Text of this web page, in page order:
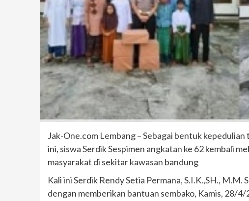
Jak-One.com Lembang – Sebagai bentuk
ini, siswa Serdik Sespimen angkatan ke 62 kembali
masyarakat di sekitar kawasan bandung
Kali ini Serdik Rendy Setia Permana, S.I.K.,SH.,
dengan memberikan bantuan sembako, Kamis, 28/4/